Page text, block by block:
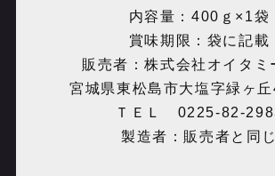
内容量：400ｇ×1袋
賞味期限：袋に記載
販売者：株式会社オイタ
宮城県東松島市大塩字緑ヶ
ＴＥＬ 0225-82-
製造者：販売者と同じ